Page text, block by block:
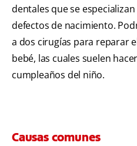
dentales que se
defectos de nacimiento.
a dos cirugías para reparar
bebé, las cuales suelen
cumpleaños del niño.
Causas comunes